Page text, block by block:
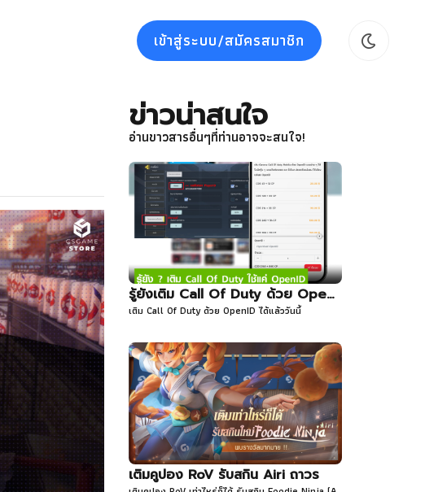
เข้าสู่ระบบ/สมัครสมาชิก
ข่าวน่าสนใจ
อ่านขาวสารอื่นๆที่ท่านอาจจะสนใจ!
รู้ยังเติม Call Of Duty ด้วย OpenID ได้แล้วนะ!
เติม Call Of Duty ด้วย OpenID ได้แล้ววันนี้
เติมคูปอง RoV รับสกิน Airi ถาวร